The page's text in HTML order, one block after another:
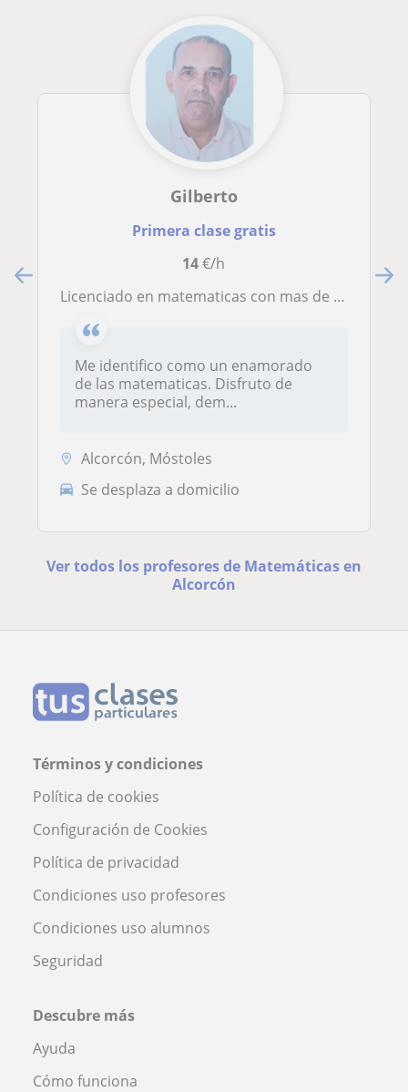
Gilberto
Primera clase gratis
14€/h
Licenciado en matematicas con mas de 20 años de experiencia
Me identifico como un enamorado
de las matematicas. Disfruto de
manera especial, dem...
Alcorcón, Móstoles
Se desplaza a domicilio
Ver todos los profesores de Matemáticas en
Alcorcón
Términos y condiciones
Política de cookies
Configuración de Cookies
Política de privacidad
Condiciones uso profesores
Condiciones uso alumnos
Seguridad
Descubre más
Ayuda
Cómo funciona